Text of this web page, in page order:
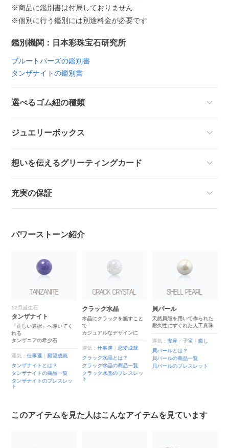
※商品に鑑別書は付属しておりません
※個別に行う鑑別には別途料金が必要です
鑑別機関：日本彩珠宝石研究所
ブルートパーズの鑑別書
タンザナイトの鑑別書
選べるゴム紐の種類
ジュエリーボックス
想いを伝えるグリーティングカード
充実の保証
パワーストーン紹介
12月誕生石
タンザナイト
「正しい選択」へ導いてく
れる
タンザニアの希少石
運気：仕事運
願望成就
タンザナイトとは？
タンザナイトの商品一覧
タンザナイトのブレスレッ
ト
クラック水晶
水晶にクラックを施すこと
で
カジュアルなデザインに
運気：仕事運 ｜恋愛成就
クラック水晶とは？
クラック水晶の商品一覧
クラック水晶のブレスレッ
ト
貝パール
天然貝殻を用いて作られた
耐久性にすぐれた人工真珠
運気：安産・子宝 ｜癒し
貝パールとは？
貝パールの商品一覧
貝パールのブレスレット
このアイテムを見た人はこんなアイテムを見ています